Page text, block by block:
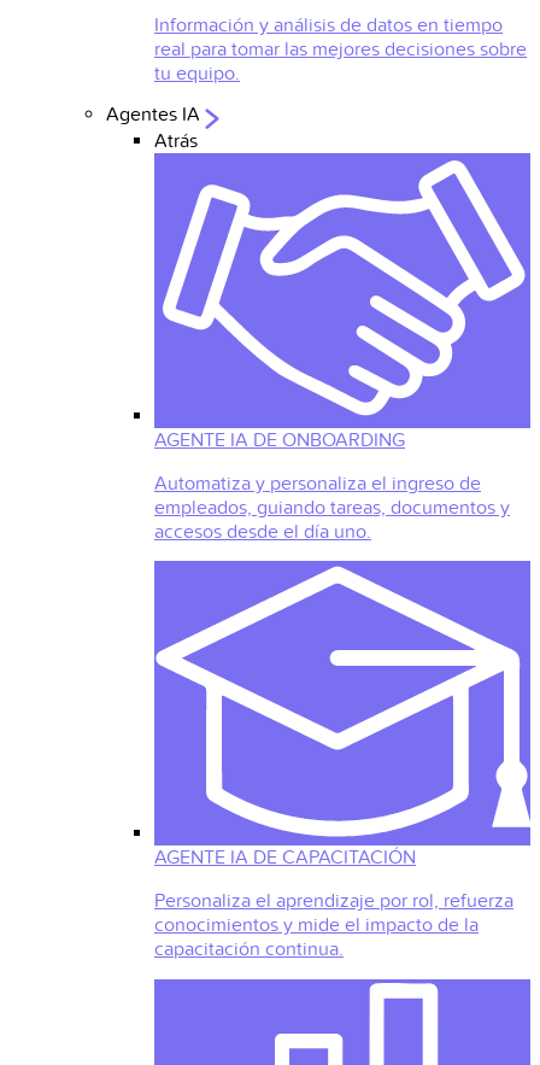
Información y análisis de datos en tiempo
real para tomar las mejores decisiones sobre
tu equipo.
Agentes IA
Atrás
AGENTE IA DE ONBOARDING
Automatiza y personaliza el ingreso de
empleados, guiando tareas, documentos y
accesos desde el día uno.
AGENTE IA DE CAPACITACIÓN
Personaliza el aprendizaje por rol, refuerza
conocimientos y mide el impacto de la
capacitación continua.